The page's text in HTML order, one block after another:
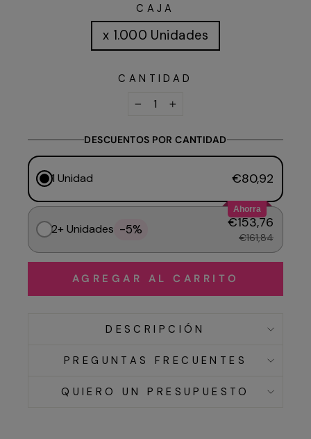
CAJA
x 1.000 Unidades
CANTIDAD
DESCUENTOS POR CANTIDAD
1 Unidad €80,92
Ahorra
2+ Unidades -5% €153,76
€161,84
AGREGAR AL CARRITO
DESCRIPCIÓN
PREGUNTAS FRECUENTES
QUIERO UN PRESUPUESTO